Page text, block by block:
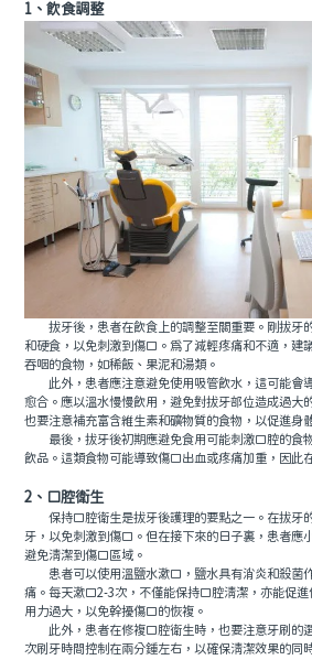
1、飲食調整
拔牙後，患者在飲食上的調整至關重要。剛拔牙
和硬食，以免刺激到傷口。爲了減輕疼痛和不適，建
吞咽的食物，如稀飯、果泥和湯類。
此外，患者應注意避免使用吸管飲水，這可能會
愈合。應以溫水慢慢飲用，避免對拔牙部位造成過大
也要注意補充富含維生素和礦物質的食物，以促進身
最後，拔牙後初期應避免食用可能刺激口腔的食
飲品。這類食物可能導致傷口出血或疼痛加重，因此
2、口腔衛生
保持口腔衛生是拔牙後護理的要點之一。在拔牙
牙，以免刺激到傷口。但在接下來的日子裏，患者應
避免清潔到傷口區域。
患者可以使用溫鹽水漱口，鹽水具有消炎和殺菌
痛。每天漱口2-3次，不僅能保持口腔清潔，亦能促
用力過大，以免幹擾傷口的恢複。
此外，患者在修複口腔衛生時，也要注意牙刷的
次刷牙時間控制在兩分鍾左右，以確保清潔效果的同